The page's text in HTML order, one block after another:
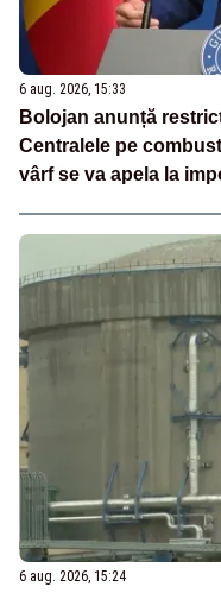
6 aug. 2026, 15:33
Bolojan anunță
Centralele pe
vârf se va apela la
6 aug. 2026, 15:24